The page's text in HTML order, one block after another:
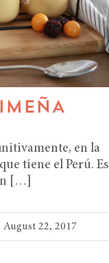
en la
tiene el Perú. Es
[…]
August 22, 2017